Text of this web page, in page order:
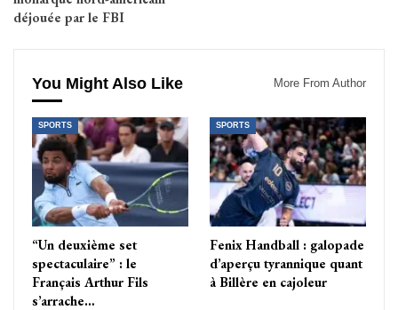
déjouée par le FBI
You Might Also Like More From Author
SPORTS
“Un deuxième set
spectaculaire” : le
Français Arthur Fils
s’arrache…
SPORTS
Fenix Handball : galopade
d’aperçu tyrannique quant
à Billère en cajoleur